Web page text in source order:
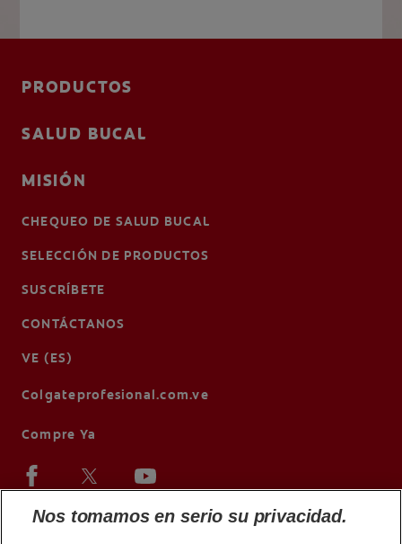
PRODUCTOS
SALUD BUCAL
MISIÓN
CHEQUEO DE SALUD BUCAL
SELECCIÓN DE PRODUCTOS
SUSCRÍBETE
CONTÁCTANOS
VE (ES)
Colgateprofesional.com.ve
Compre Ya
Nos tomamos en serio su privacidad.